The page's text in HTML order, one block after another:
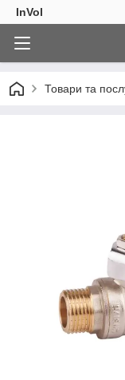
InVol
Товари та